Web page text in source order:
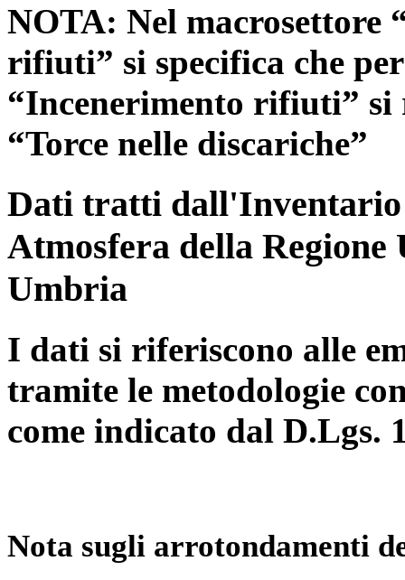
NOTA: Nel macrosettore
rifiuti” si specifica che
“Incenerimento rifiuti”
“Torce nelle discariche”
Dati tratti dall'Inventario
Atmosfera della
Umbria
I dati si riferiscono alle
tramite le metodologie
come indicato dal D.Lgs.
Nota sugli arrotondamenti